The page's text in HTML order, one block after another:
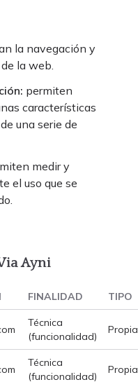
la navegación y
la web.
permiten
características
una serie de
medir y
el uso que se
Ayni
FINALIDAD TIPO
Técnica
(funcionalidad)
Propia
Técnica
(funcionalidad)
Propia